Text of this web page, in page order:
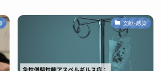
文献-感染